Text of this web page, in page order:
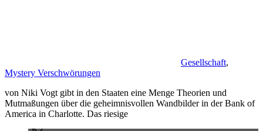
Gesellschaft,
Mystery Verschwörungen
von Niki Vogt gibt in den Staaten eine Menge Theorien und
Mutmaßungen über die geheimnisvollen Wandbilder in der Bank of
America in Charlotte. Das riesige